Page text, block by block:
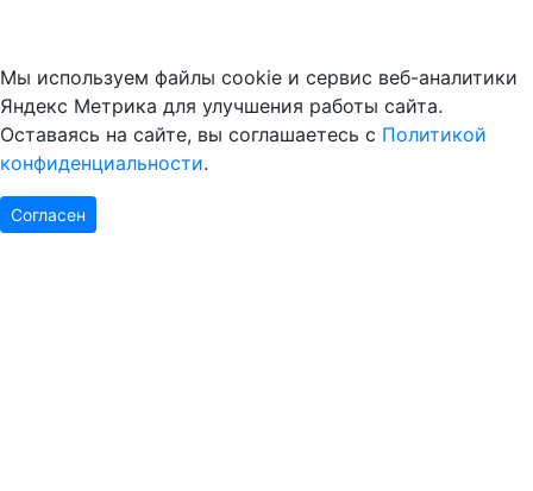
Мы используем файлы cookie и сервис веб-аналитики
Яндекс Метрика для улучшения работы сайта.
Оставаясь на сайте, вы соглашаетесь с Политикой
конфиденциальности.
Согласен